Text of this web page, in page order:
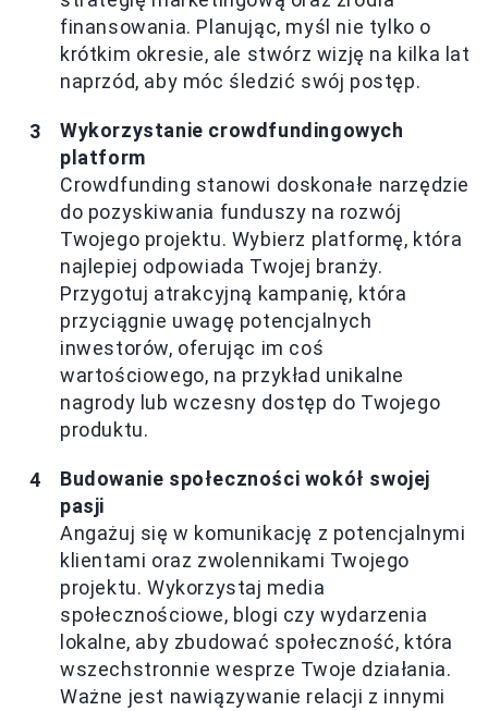
finansowania. Planując, myśl nie tylko o
krótkim okresie, ale stwórz wizję na kilka lat
naprzód, aby móc śledzić swój postęp.
Wykorzystanie crowdfundingowych
platform
Crowdfunding stanowi doskonałe narzędzie
do pozyskiwania funduszy na rozwój
Twojego projektu. Wybierz platformę, która
najlepiej odpowiada Twojej branży.
Przygotuj atrakcyjną kampanię, która
przyciągnie uwagę potencjalnych
inwestorów, oferując im coś
wartościowego, na przykład unikalne
nagrody lub wczesny dostęp do Twojego
produktu.
Budowanie społeczności wokół swojej
pasji
Angażuj się w komunikację z potencjalnymi
klientami oraz zwolennikami Twojego
projektu. Wykorzystaj media
społecznościowe, blogi czy wydarzenia
lokalne, aby zbudować społeczność, która
wszechstronnie wesprze Twoje działania.
Ważne jest nawiązywanie relacji z innymi